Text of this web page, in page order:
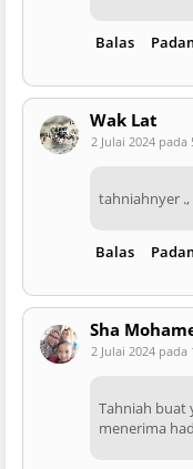
Balas
Wak Lat
2 Julai 2024 pada
tahniahnyer .,
Balas
Sha
2 Julai 2024 pada
Tahniah buat
menerima